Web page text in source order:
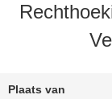
Plaats van